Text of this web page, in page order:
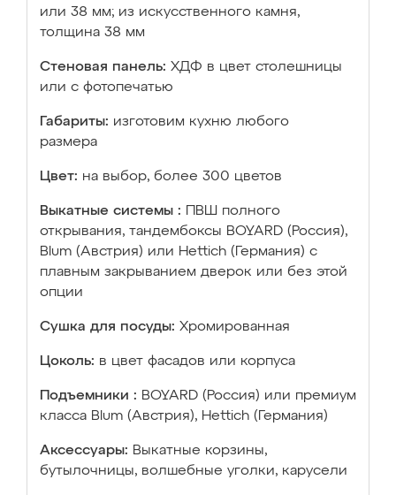
или 38 мм; из искусственного камня,
толщина 38 мм
Стеновая панель: ХДФ в цвет столешницы
или с фотопечатью
Габариты: изготовим кухню любого
размера
Цвет: на выбор, более 300 цветов
Выкатные системы :
ПВШ полного
открывания, тандембоксы BOYARD (Россия),
Blum (Австрия) или Hettich (Германия) с
плавным закрыванием дверок или без этой
опции
Сушка для посуды: Хромированная
Цоколь: в цвет фасадов или корпуса
Подъемники : BOYARD (Россия) или премиум
класса Blum (Австрия), Hettich (Германия)
Аксессуары: Выкатные корзины,
бутылочницы, волшебные уголки, карусели